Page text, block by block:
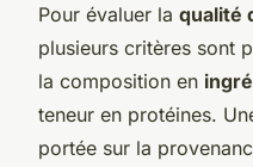
Pour évaluer la qualité
plusieurs critères sont
la composition en
teneur en protéines.
portée sur la